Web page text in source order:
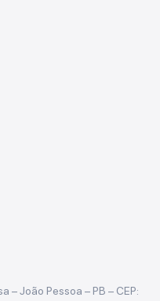
– João Pessoa – PB – CEP: